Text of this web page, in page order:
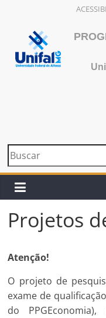
conteúdo
Projetos
Atenção!
O projeto de
exame de
do